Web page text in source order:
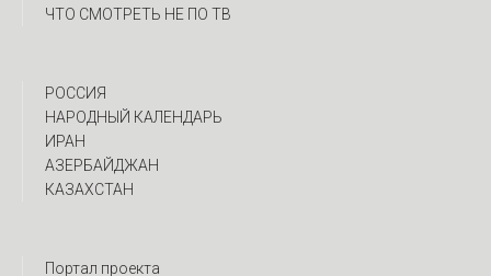
ЧТО СМОТРЕТЬ НЕ ПО ТВ
РОССИЯ
НАРОДНЫЙ КАЛЕНДАРЬ
ИРАН
АЗЕРБАЙДЖАН
КАЗАХСТАН
Портал проекта